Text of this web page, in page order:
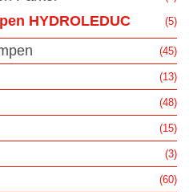
HYDROLEDUC (5)
(45)
(13)
(48)
(15)
(3)
(60)